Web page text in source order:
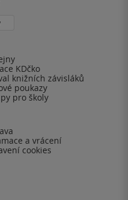
KDčko
knižních závisláků
poukazy
pro školy
a vrácení
cookies